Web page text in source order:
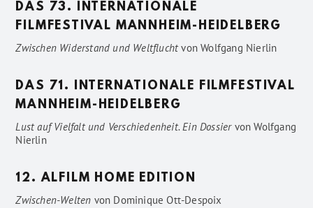
DAS 73. INTERNATIONALE
FILMFESTIVAL MANNHEIM-HEIDELBERG
Zwischen Widerstand und WeltfluchtvonWolfgang Nierlin
DAS 71. INTERNATIONALE FILMFESTIVAL
MANNHEIM-HEIDELBERG
Lust auf Vielfalt und Verschiedenheit. Ein DossiervonWolfgang
Nierlin
12. ALFILM HOME EDITION
Zwischen-Welten von Dominique Ott-Despoix